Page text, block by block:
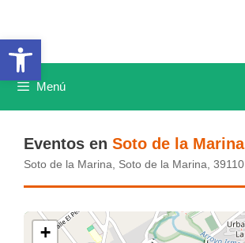
Abrir barra de herramientas
contenido
Menú
Eventos en Soto de la Marina
Soto de la Marina, Soto de la Marina, 39110
+